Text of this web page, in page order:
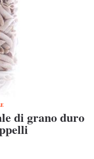
di grano duro